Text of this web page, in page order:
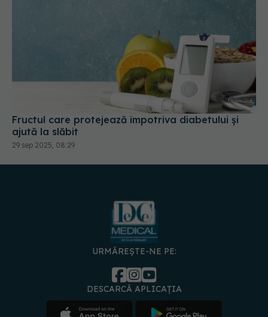
Fructul care protejează împotriva diabetului și
ajută la slăbit
29 sep 2025, 08:29
URMĂREȘTE-NE PE:
DESCARCĂ APLICAȚIA